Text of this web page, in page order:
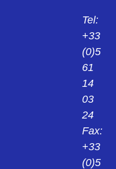
Tel:
+33
(0)5
61
14
03
24
Fax:
+33
(0)5